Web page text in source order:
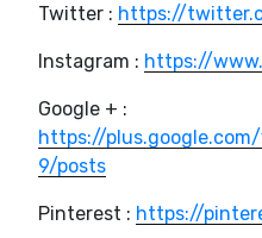
Twitter : https://
Instagram : https://
Google + :
https://
9/posts
Pinterest : https://